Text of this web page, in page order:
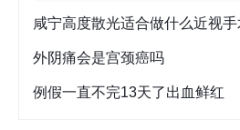
外阴痛会是宫颈癌吗
例假一直不完13天了出血鲜红